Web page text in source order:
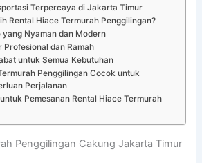
Terpercaya di Jakarta Timur
Rental Hiace Termurah Penggilingan?
yang Nyaman dan Modern
Profesional dan Ramah
untuk Semua Kebutuhan
Penggilingan Cocok untuk
Perjalanan
Pemesanan Rental Hiace Termurah
Penggilingan Cakung Jakarta Timur